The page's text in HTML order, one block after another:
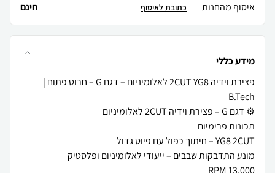
איסוף מהחנות
חינם כתובת לאיסוף
מידע כללי
פצירת וידיה 2CUT YG8 לאלומיניום – דגם G – חרוט פתוח |